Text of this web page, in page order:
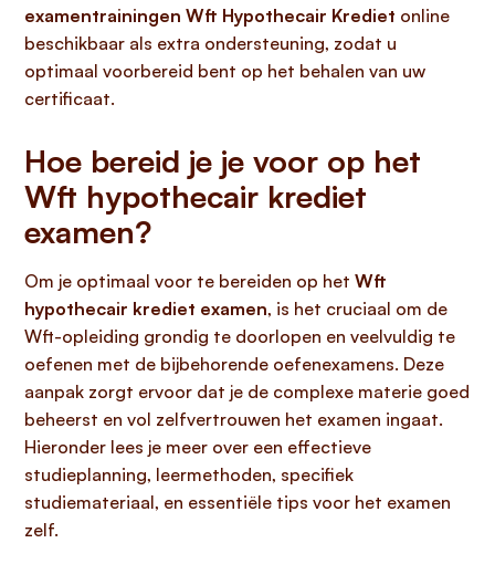
examentrainingen Wft Hypothecair Krediet online
beschikbaar als extra ondersteuning, zodat u
optimaal voorbereid bent op het behalen van uw
certificaat.
Hoe bereid je je voor op het
Wft hypothecair krediet
examen?
Om je optimaal voor te bereiden op het Wft
hypothecair krediet examen, is het cruciaal om de
Wft-opleiding grondig te doorlopen en veelvuldig te
oefenen met de bijbehorende oefenexamens. Deze
aanpak zorgt ervoor dat je de complexe materie goed
beheerst en vol zelfvertrouwen het examen ingaat.
Hieronder lees je meer over een effectieve
studieplanning, leermethoden, specifiek
studiemateriaal, en essentiële tips voor het examen
zelf.